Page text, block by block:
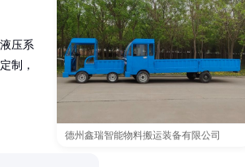
德州鑫瑞智能物料搬运装备有限公司
压系
制，